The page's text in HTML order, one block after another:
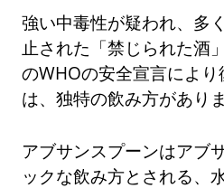
強い中毒性が疑われ、多
止された「禁じられた酒
のWHOの安全宣言によ
は、独特の飲み方がありま
アブサンスプーンはアブ
ックな飲み方とされる、